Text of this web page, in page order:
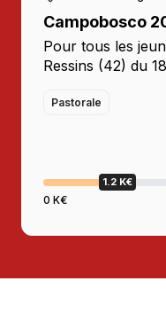
Campobosco
Pour tous les
Ressins (42) du
l’initiative des
Pastorale
1.2 K€
0 K€